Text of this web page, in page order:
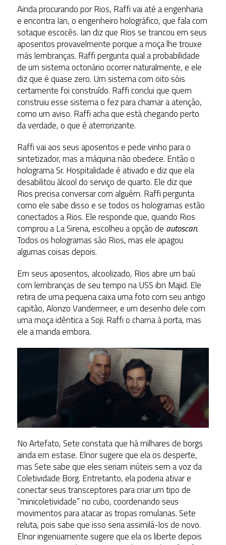
Ainda procurando por Rios, Raffi vai até a engenharia
e encontra Ian, o engenheiro holográfico, que fala com
sotaque escocês. Ian diz que Rios se trancou em seus
aposentos provavelmente porque a moça lhe trouxe
más lembranças. Raffi pergunta qual a probabilidade
de um sistema octonário ocorrer naturalmente, e ele
diz que é quase zero. Um sistema com oito sóis
certamente foi construído. Raffi conclui que quem
construiu esse sistema o fez para chamar a atenção,
como um aviso. Raffi acha que está chegando perto
da verdade, o que é aterrorizante.
Raffi vai aos seus aposentos e pede vinho para o
sintetizador, mas a máquina não obedece. Então o
holograma Sr. Hospitalidade é ativado e diz que ela
desabilitou álcool do serviço de quarto. Ele diz que
Rios precisa conversar com alguém. Raffi pergunta
como ele sabe disso e se todos os hologramas estão
conectados a Rios. Ele responde que, quando Rios
comprou a La Sirena, escolheu a opção de autoscan.
Todos os hologramas são Rios, mas ele apagou
algumas coisas depois.
Em seus aposentos, alcoolizado, Rios abre um baú
com lembranças de seu tempo na USS ibn Majid. Ele
retira de uma pequena caixa uma foto com seu antigo
capitão, Alonzo Vandermeer, e um desenho dele com
uma moça idêntica a Soji. Raffi o chama à porta, mas
ele a manda embora.
No Artefato, Sete constata que há milhares de borgs
ainda em estase. Elnor sugere que ela os desperte,
mas Sete sabe que eles seriam inúteis sem a voz da
Coletividade Borg. Entretanto, ela poderia ativar e
conectar seus transceptores para criar um tipo de
“minicoletividade” no cubo, coordenando seus
movimentos para atacar as tropas romulanas. Sete
reluta, pois sabe que isso seria assimilá-los de novo.
Elnor ingenuamente sugere que ela os liberte depois